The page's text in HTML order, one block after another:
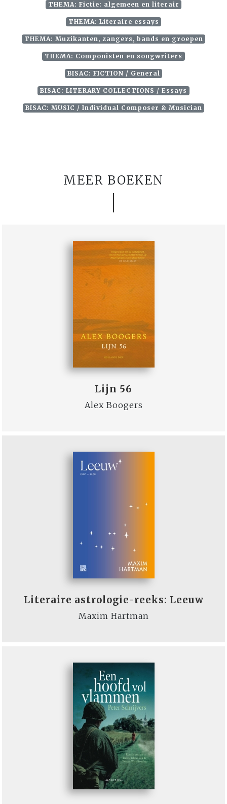
THEMA: Fictie: algemeen en literair
THEMA: Literaire essays
THEMA: Muzikanten, zangers, bands en groepen
THEMA: Componisten en songwriters
BISAC: FICTION / General
BISAC: LITERARY COLLECTIONS / Essays
BISAC: MUSIC / Individual Composer & Musician
MEER BOEKEN
Lijn 56
Alex Boogers
Literaire astrologie-reeks: Leeuw
Maxim Hartman